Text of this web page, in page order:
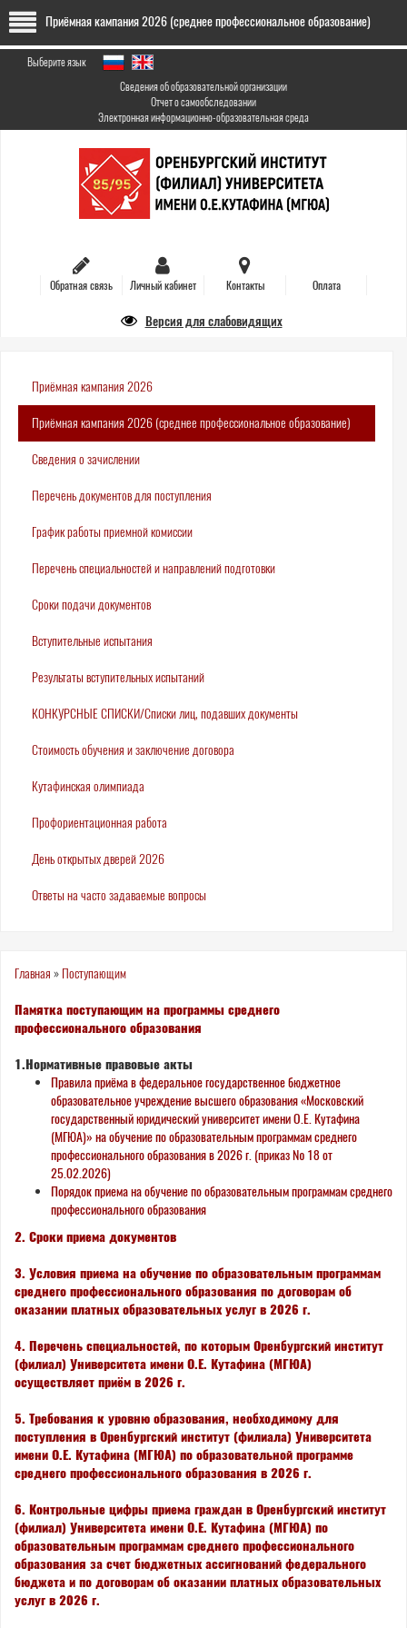
Перейти
основному
содержанию
Приёмная кампания 2026 (среднее профессиональное образование)
Выберите язык
Сведения об образовательной организации
Отчет о самообследовании
Электронная информационно-образовательная среда
Обратная связь Личный кабинет Контакты Оплата
Версия для слабовидящих
Приёмная кампания 2026
Приёмная кампания 2026 (среднее профессиональное образование)
Сведения о зачислении
Перечень документов для поступления
График работы приемной комиссии
Перечень специальностей и направлений подготовки
Сроки подачи документов
Вступительные испытания
Результаты вступительных испытаний
КОНКУРСНЫЕ СПИСКИ/Списки лиц, подавших документы
Стоимость обучения и заключение договора
Кутафинская олимпиада
Профориентационная работа
День открытых дверей 2026
Ответы на часто задаваемые вопросы
Вы
здесь
Главная » Поступающим
Памятка поступающим на программы среднего
профессионального образования
1.Нормативные правовые акты
Правила приёма в федеральное государственное бюджетное
образовательное учреждение высшего образования «Московский
государственный юридический университет имени О.Е. Кутафина
(МГЮА)» на обучение по образовательным программам среднего
профессионального образования в 2026 г. (приказ № 18 от
25.02.2026)
Порядок приема на обучение по образовательным программам среднего
профессионального образования
2. Сроки приема документов
3. Условия приема на обучение по образовательным программам
среднего профессионального образования по договорам об
оказании платных образовательных услуг в 2026 г.
4. Перечень специальностей, по которым Оренбургский институт
(филиал) Университета имени О.Е. Кутафина (МГЮА)
осуществляет приём в 2026 г.
5. Требования к уровню образования, необходимому для
поступления в Оренбургский институт (филиала) Университета
имени О.Е. Кутафина (МГЮА) по образовательной программе
среднего профессионального образования в 2026 г.
6. Контрольные цифры приема граждан в Оренбургский институт
(филиал) Университета имени О.Е. Кутафина (МГЮА) по
образовательным программам среднего профессионального
образования за счет бюджетных ассигнований федерального
бюджета и по договорам об оказании платных образовательных
услуг в 2026 г.